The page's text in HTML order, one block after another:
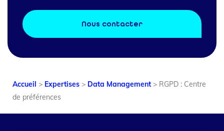
Nous contacter
Accueil > Expertises > Data Management > RGPD : Centre
de préférences